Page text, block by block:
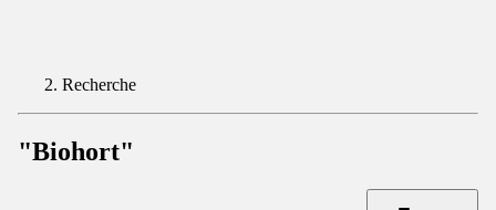
Recherche
"Biohort"